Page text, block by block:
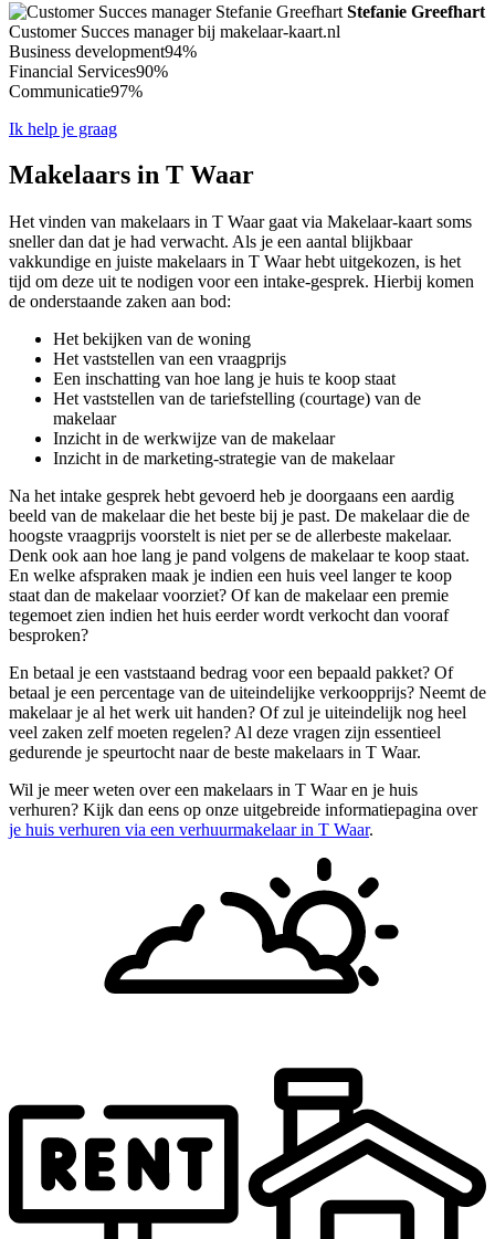
Stefanie Greefhart
Customer Succes manager bij makelaar-kaart.nl
Business development94%
Financial Services90%
Communicatie97%
Ik help je graag
Makelaars in T Waar
Het vinden van makelaars in T Waar gaat via Makelaar-kaart soms
sneller dan dat je had verwacht. Als je een aantal blijkbaar
vakkundige en juiste makelaars in T Waar hebt uitgekozen, is het
tijd om deze uit te nodigen voor een intake-gesprek. Hierbij komen
de onderstaande zaken aan bod:
Het bekijken van de woning
Het vaststellen van een vraagprijs
Een inschatting van hoe lang je huis te koop staat
Het vaststellen van de tariefstelling (courtage) van de
makelaar
Inzicht in de werkwijze van de makelaar
Inzicht in de marketing-strategie van de makelaar
Na het intake gesprek hebt gevoerd heb je doorgaans een aardig
beeld van de makelaar die het beste bij je past. De makelaar die de
hoogste vraagprijs voorstelt is niet per se de allerbeste makelaar.
Denk ook aan hoe lang je pand volgens de makelaar te koop staat.
En welke afspraken maak je indien een huis veel langer te koop
staat dan de makelaar voorziet? Of kan de makelaar een premie
tegemoet zien indien het huis eerder wordt verkocht dan vooraf
besproken?
En betaal je een vaststaand bedrag voor een bepaald pakket? Of
betaal je een percentage van de uiteindelijke verkoopprijs? Neemt de
makelaar je al het werk uit handen? Of zul je uiteindelijk nog heel
veel zaken zelf moeten regelen? Al deze vragen zijn essentieel
gedurende je speurtocht naar de beste makelaars in T Waar.
Wil je meer weten over een makelaars in T Waar en je huis
verhuren? Kijk dan eens op onze uitgebreide informatiepagina over
je huis verhuren via een verhuurmakelaar in T Waar.